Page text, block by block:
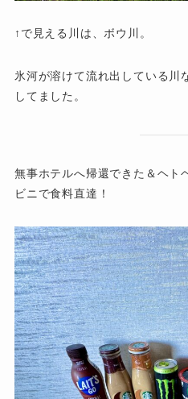
↑で見える川は、ボウ川。
氷河が溶けて流れ出している川
してました。
無事ホテルへ帰還できた＆ヘト
ビニで食料直達！